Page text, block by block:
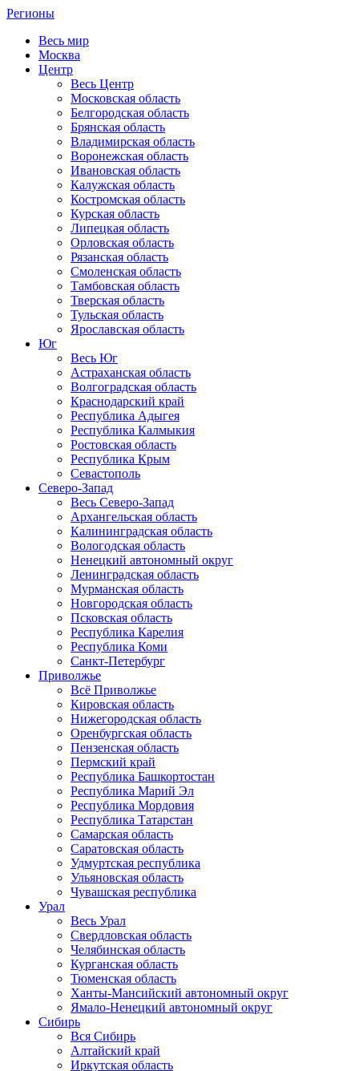
Регионы
Весь мир
Москва
Центр
Весь Центр
Московская область
Белгородская область
Брянская область
Владимирская область
Воронежская область
Ивановская область
Калужская область
Костромская область
Курская область
Липецкая область
Орловская область
Рязанская область
Смоленская область
Тамбовская область
Тверская область
Тульская область
Ярославская область
Юг
Весь Юг
Астраханская область
Волгоградская область
Краснодарский край
Республика Адыгея
Республика Калмыкия
Ростовская область
Республика Крым
Севастополь
Северо-Запад
Весь Северо-Запад
Архангельская область
Калининградская область
Вологодская область
Ненецкий автономный округ
Ленинградская область
Мурманская область
Новгородская область
Псковская область
Республика Карелия
Республика Коми
Санкт-Петербург
Приволжье
Всё Приволжье
Кировская область
Нижегородская область
Оренбургская область
Пензенская область
Пермский край
Республика Башкортостан
Республика Марий Эл
Республика Мордовия
Республика Татарстан
Самарская область
Саратовская область
Удмуртская республика
Ульяновская область
Чувашская республика
Урал
Весь Урал
Свердловская область
Челябинская область
Курганская область
Тюменская область
Ханты-Мансийский автономный округ
Ямало-Ненецкий автономный округ
Сибирь
Вся Сибирь
Алтайский край
Иркутская область